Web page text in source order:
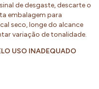
de desgaste, descarte o
embalagem para
seco, longe do alcance
variação de tonalidade.
USO INADEQUADO